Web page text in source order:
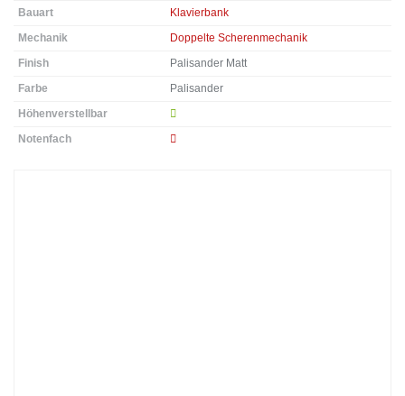
Bauart
Klavierbank
Mechanik
Doppelte Scherenmechanik
Finish
Palisander Matt
Farbe
Palisander
Höhenverstellbar
Notenfach